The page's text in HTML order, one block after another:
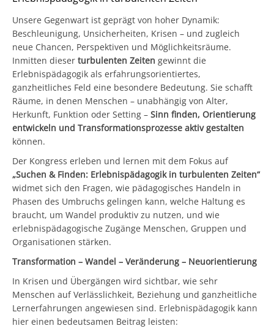
Unsere Gegenwart ist geprägt von hoher Dynamik:
Beschleunigung, Unsicherheiten, Krisen – und zugleich
neue Chancen, Perspektiven und Möglichkeitsräume.
Inmitten dieser turbulenten Zeiten gewinnt die
Erlebnispädagogik als erfahrungsorientiertes,
ganzheitliches Feld eine besondere Bedeutung. Sie schafft
Räume, in denen Menschen – unabhängig von Alter,
Herkunft, Funktion oder Setting – Sinn finden, Orientierung
entwickeln und Transformationsprozesse aktiv gestalten
können.
Der Kongress erleben und lernen mit dem Fokus auf
„Suchen & Finden: Erlebnispädagogik in turbulenten Zeiten“
widmet sich den Fragen, wie pädagogisches Handeln in
Phasen des Umbruchs gelingen kann, welche Haltung es
braucht, um Wandel produktiv zu nutzen, und wie
erlebnispädagogische Zugänge Menschen, Gruppen und
Organisationen stärken.
Transformation – Wandel – Veränderung – Neuorientierung
In Krisen und Übergängen wird sichtbar, wie sehr
Menschen auf Verlässlichkeit, Beziehung und ganzheitliche
Lernerfahrungen angewiesen sind. Erlebnispädagogik kann
hier einen bedeutsamen Beitrag leisten: